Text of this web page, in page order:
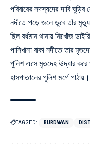
পরিবারের সদস্যদের দাবি
নদীতে পড়ে জলে ডুবে তাঁর
ছিল বর্ধমান থানায় নিখোঁজ
পাসিখানা বাকা নদীতে তার
পুলিশ এসে মৃতদেহ উদ্ধার করে
হাসপাতালের পুলিশ মর্গে পাঠায়।
TAGGED: BURDWAN